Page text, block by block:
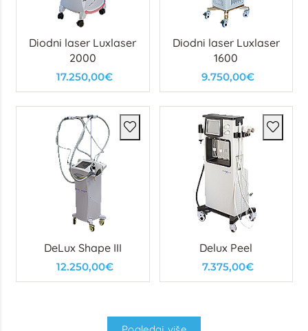
Diodni laser Luxlaser
2000
17.250,00€
Diodni laser Luxlaser
1600
9.750,00€
DeLux Shape III
12.250,00€
Delux Peel
7.375,00€